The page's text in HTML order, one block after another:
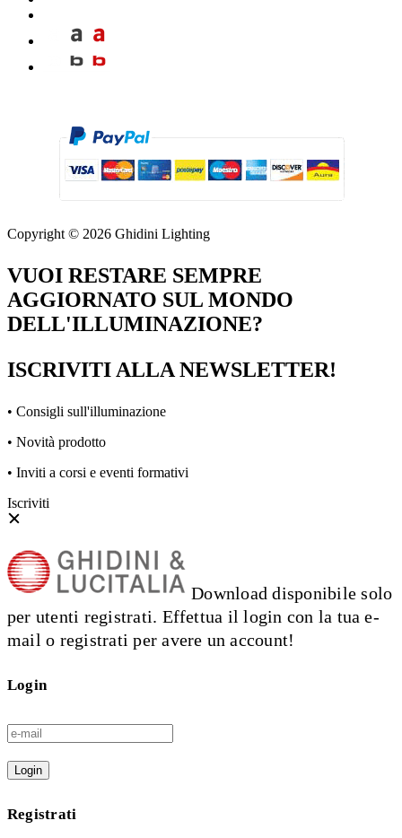
Copyright © 2026 Ghidini Lighting
VUOI RESTARE SEMPRE
AGGIORNATO SUL MONDO
DELL'ILLUMINAZIONE?
ISCRIVITI ALLA NEWSLETTER!
• Consigli sull'illuminazione
• Novità prodotto
• Inviti a corsi e eventi formativi
Iscriviti
Download disponibile solo
per utenti registrati. Effettua il login con la tua e-
mail o registrati per avere un account!
Login
Login
Registrati